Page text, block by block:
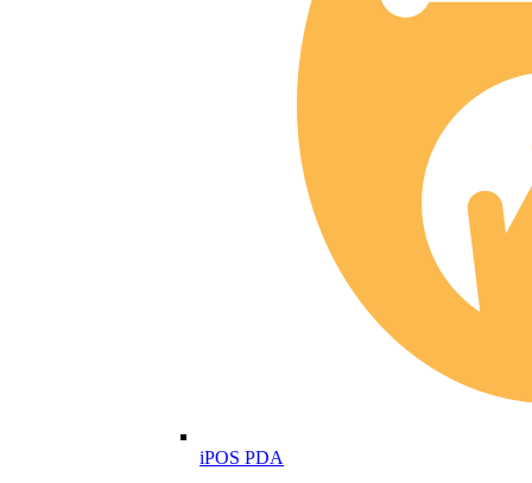
iPOS PDA